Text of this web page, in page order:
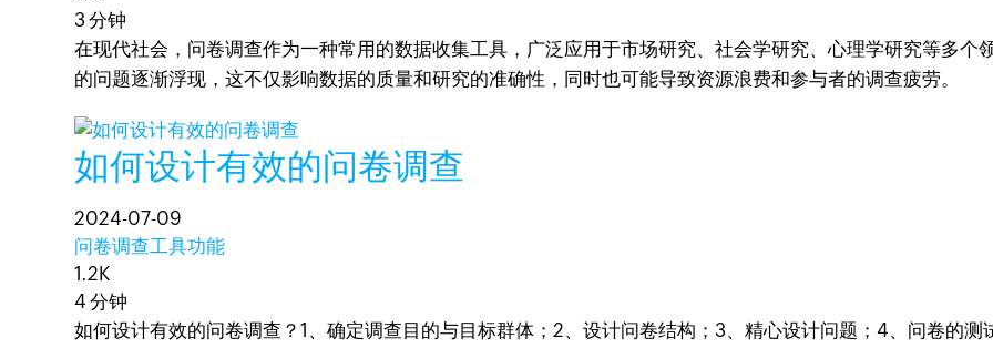
3 分钟
在现代社会，问卷调查作为一种常用的数据收集工具，广泛应用于市场研究、社会学研究、心理学研究等多个
的问题逐渐浮现，这不仅影响数据的质量和研究的准确性，同时也可能导致资源浪费和参与者的调查疲劳。
如何设计有效的问卷调查
2024-07-09
问卷调查工具功能
1.2K
4 分钟
如何设计有效的问卷调查？1、确定调查目的与目标群体；2、设计问卷结构；3、精心设计问题；4、问卷的